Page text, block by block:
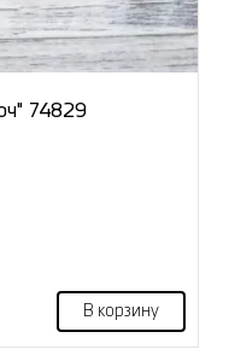
74829
В корзину